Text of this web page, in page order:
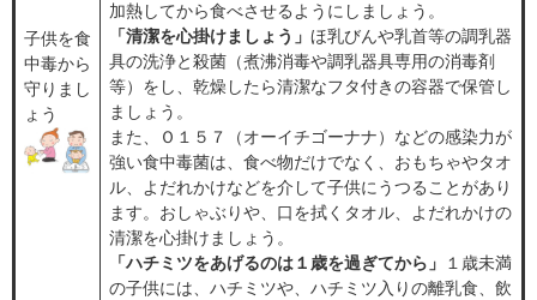
子供を食
中毒から
守りまし
ょう
加熱してから食べさせるようにしましょう。
「清潔を心掛けましょう」 ほ乳びんや乳首等の調乳器
具の洗浄と殺菌（煮沸消毒や調乳器具専用の消毒剤
等）をし、乾燥したら清潔なフタ付きの容器で保管し
ましょう。​
​また、Ｏ１５７（オーイチゴーナナ）などの感染力が
強い食中毒菌は、食べ物だけでなく、おもちゃやタオ
ル、よだれかけなどを介して子供にうつることがあり
ます。おしゃぶりや、口を拭くタオル、よだれかけの
清潔を心掛けましょう。
「ハチミツをあげるのは１歳を過ぎてから」
１歳未満
の子供には、ハチミツや、ハチミツ入りの離乳食、飲